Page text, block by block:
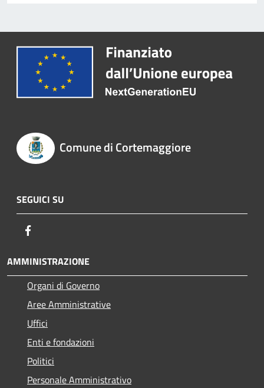
Comune di Cortemaggiore
SEGUICI SU
AMMINISTRAZIONE
Organi di Governo
Aree Amministrative
Uffici
Enti e fondazioni
Politici
Personale Amministrativo